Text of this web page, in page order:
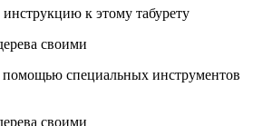
к этому табурету
помощью специальных инструментов